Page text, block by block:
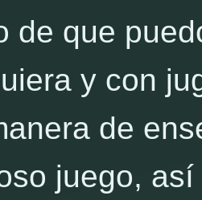
de que
y con
de
juego,